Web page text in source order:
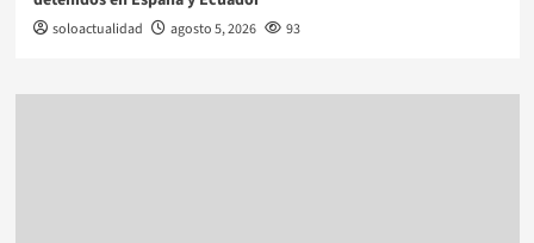
soloactualidad agosto 5, 2026 93